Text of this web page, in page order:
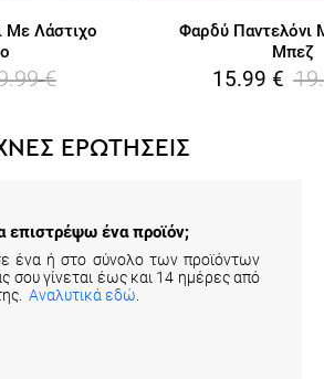
Με Λάστιχο
€
Φαρδύ Παντελόνι
Μπεζ
15.99 €
ΕΡΩΤΗΣΕΙΣ
ένα προϊόν;
ένα ή στο σύνολο των προϊόντων
σου γίνεται έως και 14 ημέρες από
Αναλυτικά εδώ